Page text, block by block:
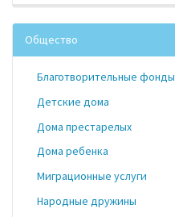
Общество
Благотворительные фонды
Детские дома
Дома престарелых
Дома ребенка
Миграционные услуги
Народные дружины